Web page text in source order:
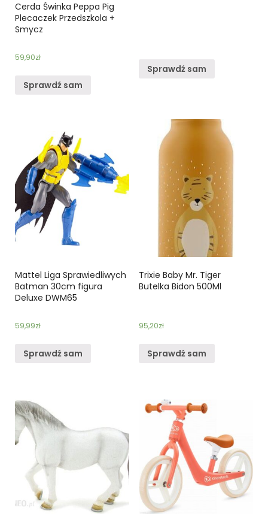
Cerda Świnka Peppa Pig
Plecaczek Przedszkola +
Smycz
59,90zł
Sprawdź sam
Sprawdź sam
Mattel Liga Sprawiedliwych
Batman 30cm figura
Deluxe DWM65
59,99zł
Sprawdź sam
Trixie Baby Mr. Tiger
Butelka Bidon 500Ml
95,20zł
Sprawdź sam